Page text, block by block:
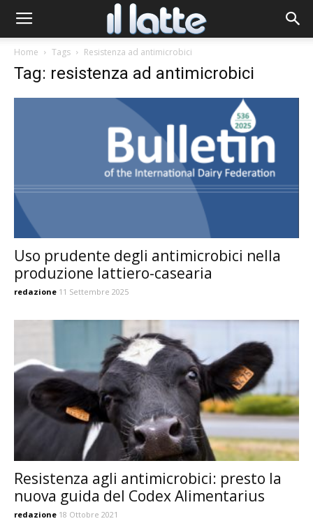
Home Tags Resistenza ad antimicrobici
Tag: resistenza ad antimicrobici
Uso prudente degli antimicrobici nella
produzione lattiero-casearia
redazione 11 Settembre 2025
Resistenza agli antimicrobici: presto la
nuova guida del Codex Alimentarius
redazione 18 Ottobre 2021